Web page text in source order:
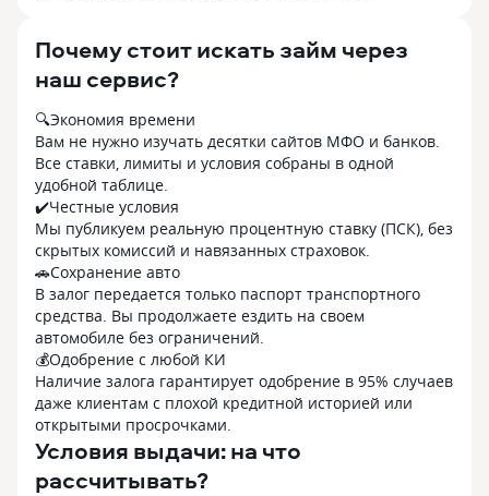
Почему стоит искать займ через
наш сервис?
🔍Экономия времени
Вам не нужно изучать десятки сайтов МФО и банков.
Все ставки, лимиты и условия собраны в одной
удобной таблице.
✔️Честные условия
Мы публикуем реальную процентную ставку (ПСК), без
скрытых комиссий и навязанных страховок.
🚗Сохранение авто
В залог передается только паспорт транспортного
средства. Вы продолжаете ездить на своем
автомобиле без ограничений.
💰Одобрение с любой КИ
Наличие залога гарантирует одобрение в 95% случаев
даже клиентам с плохой кредитной историей или
открытыми просрочками.
Условия выдачи: на что
рассчитывать?